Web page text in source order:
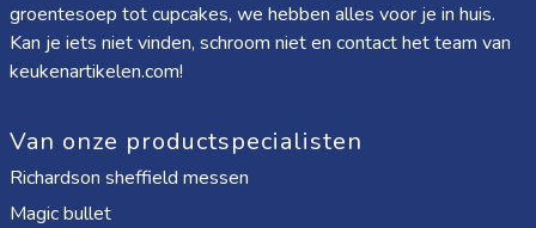
groentesoep tot cupcakes, we hebben alles voor je in huis.
Kan je iets niet vinden, schroom niet en contact het team van
keukenartikelen.com!
Van onze productspecialisten
Richardson sheffield messen
Magic bullet